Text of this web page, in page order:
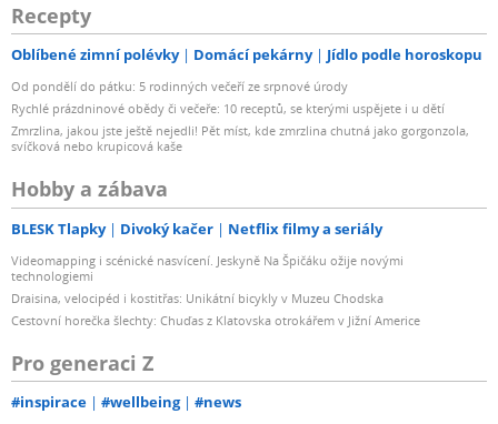
exFAT
Souborové služby
Souborový protokol SMB
AFP
NFS
FTP
WebDAV
Rsync
Maximální počet připojení SMB (založeno na FSCT) s
rozšířením RAM 40
Integrace s Windows ACL (Access Control List) ?
Ověření pomocí NFS Kerberos ?
testována s plně osazeným Synology SATA HDD a všemi
vestavěnými síťovými porty
Recepty
Oblíbené zimní polévky Domácí pekárny Jídlo podle horoskopu
Od pondělí do pátku: 5 rodinných večeří ze srpnové úrody
Rychlé prázdninové obědy či večeře: 10 receptů, se kterými uspějete i u dětí
Zmrzlina, jakou jste ještě nejedli! Pět míst, kde zmrzlina chutná jako gorgonzola,
svíčková nebo krupicová kaše
Hobby a zábava
BLESK Tlapky Divoký kačer Netflix filmy a seriály
Videomapping i scénické nasvícení. Jeskyně Na Špičáku ožije novými
technologiemi
Draisina, velocipéd i kostitřas: Unikátní bicykly v Muzeu Chodska
Cestovní horečka šlechty: Chuďas z Klatovska otrokářem v Jižní Americe
Pro generaci Z
#inspirace #wellbeing #news